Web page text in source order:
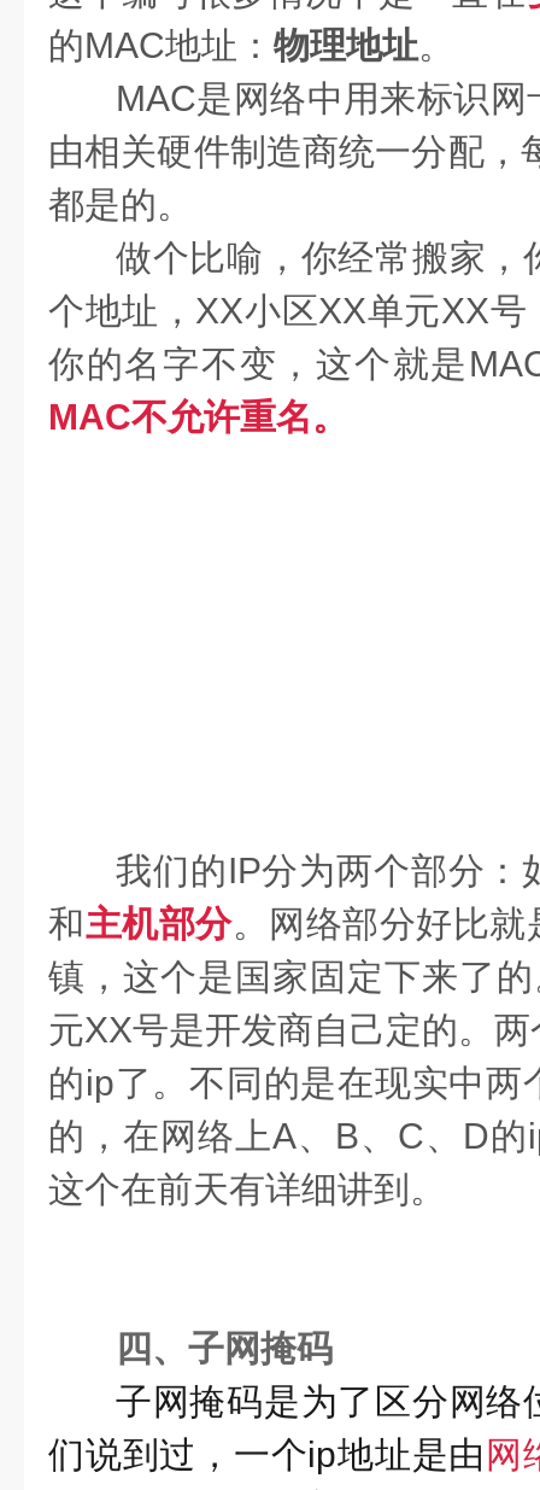
的MAC地址： 物理地址。
MAC是网络中用来标识
由相关硬件制造商统一分配，
都是的。
做个比喻，你经常搬家，
个地址，XX小区XX单元XX
你的名字不变，这个就是
MAC不允许重名。
我们的IP分为两个部分：
和主机部分。网络部分好比就
镇，这个是国家固定下来了
元XX号是开发商自己定的。
的ip了。不同的是在现实中两
的，在网络上A、B、C、D
这个在前天有详细讲到。
四、子网掩码
子网掩码是为了区分网络
们说到过，一个ip地址是由 网